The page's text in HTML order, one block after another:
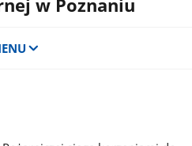
w Poznaniu